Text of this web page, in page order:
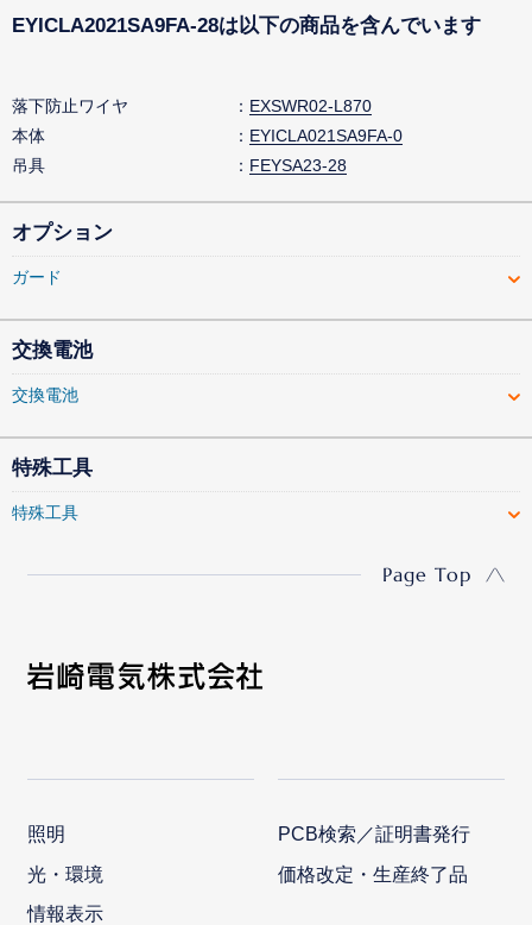
EYICLA2021SA9FA-28は以下の商品を含んでいます
落下防止ワイヤ
EXSWR02-L870
本体
EYICLA021SA9FA-0
吊具
FEYSA23-28
オプション
ガード
交換電池
交換電池
特殊工具
特殊工具
Page Top
照明
光・環境
情報表示
PCB検索／証明書発行
価格改定・生産終了品